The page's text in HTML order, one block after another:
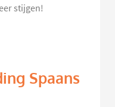
stijgen!
Spaans